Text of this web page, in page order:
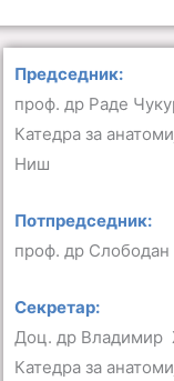
Председник:
проф. др Раде
Катедра за
Ниш
Потпредседник:
проф. др Слободан
Секретар:
Доц. др Владимир
Катедра за